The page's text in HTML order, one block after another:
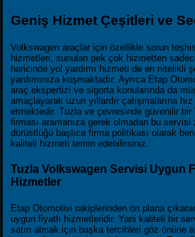
Geniş Hizmet Çeşitleri ve
Volkswagen araçlar için özellikle sorun
hizmetleri, sunulan pek çok hizmetten
haricinde yol yardımı hizmeti de en nitelikli
yardımınıza koşmaktadır. Ayrıca Etap
araç ekspertizi ve sigorta konularında da
amaçlayarak uzun yıllardır çalışmalarına
etmektedir. Tuzla ve çevresinde güvenilir bir
firması aramanıza gerek olmadan bu
dürüstlüğü başlıca firma politikası olarak
kaliteli hizmeti temin edebilirsiniz.
Tuzla Volkswagen Servisi Uygun
Hizmetler
Etap Otomotivi rakiplerinden ön plana
uygun fiyatlı hizmetleridir. Yani kaliteli bir
satın almak için başka tercihleri göz önüne